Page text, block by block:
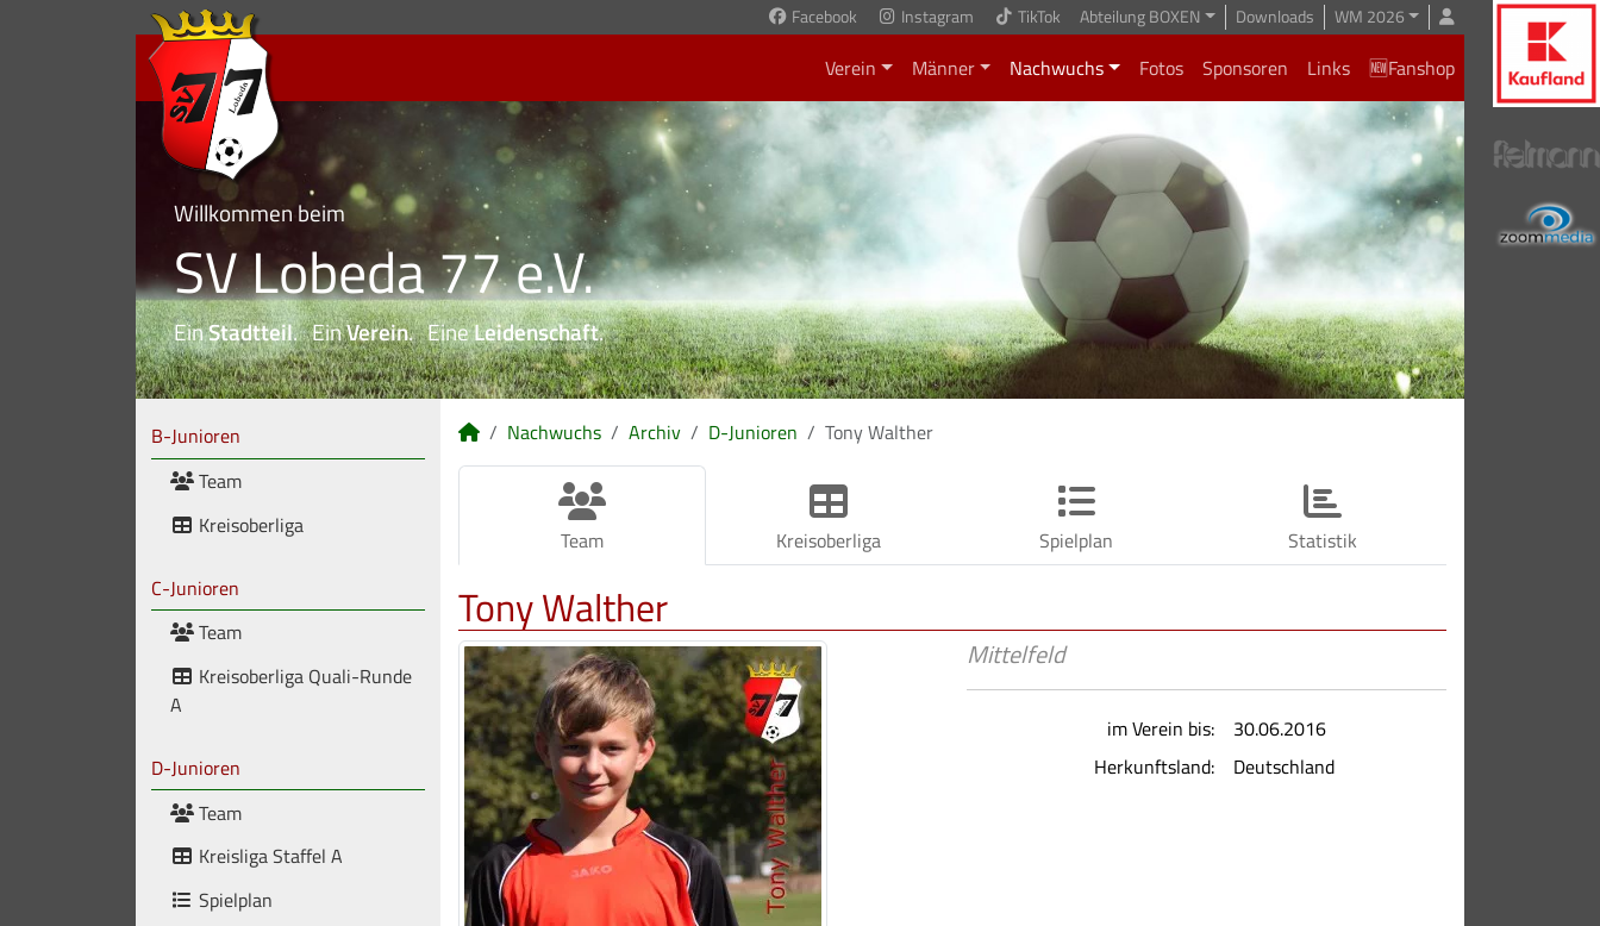
Facebook Instagram TikTok Abteilung BOXEN Downloads WM 2026
Verein Männer Nachwuchs Fotos Sponsoren Links 🆕Fanshop
Willkommen beim
SV Lobeda 77 e.V.
EinStadtteil. EinVerein. EineLeidenschaft.
B-Junioren
Team
Kreisoberliga
C-Junioren
Team
Kreisoberliga Quali-Runde
A
D-Junioren
Team
Kreisliga Staffel A
Spielplan
Nachwuchs Archiv D-Junioren Tony Walther
Team Kreisoberliga Spielplan Statistik
Tony Walther
Mittelfeld
im Verein bis:
30.06.2016
Herkunftsland:
Deutschland